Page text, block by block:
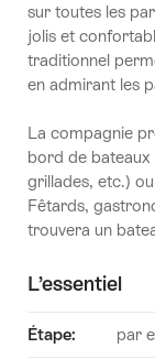
sur toutes les
jolis et
traditionnel
en admirant les
La compagnie
bord de bateaux
grillades, etc.)
Fêtards,
trouvera un
L’essentiel
Étape: par